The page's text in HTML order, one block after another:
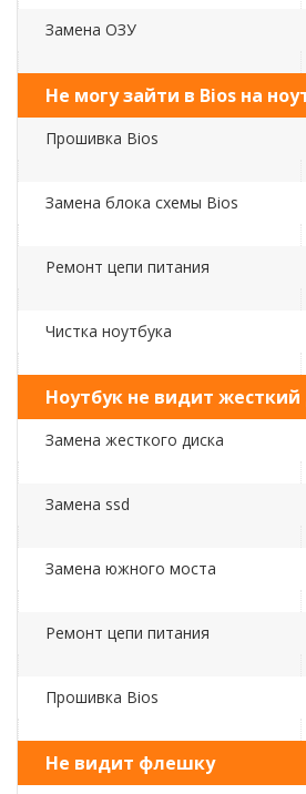
Замена ОЗУ
Не могу зайти в Bios на
Прошивка Bios
Замена блока схемы Bios
Ремонт цепи питания
Чистка ноутбука
Ноутбук не видит жесткий
Замена жесткого диска
Замена ssd
Замена южного моста
Ремонт цепи питания
Прошивка Bios
Не видит флешку